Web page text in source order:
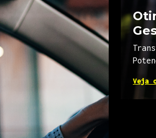
Veja